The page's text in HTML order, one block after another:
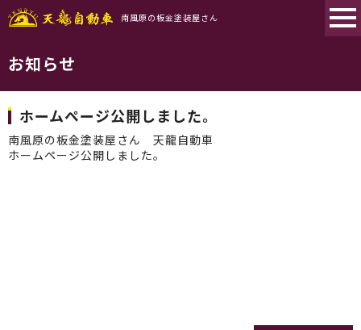
南風原の板金塗装屋さん
お知らせ
ホームページ公開しました。
南風原の板金塗装屋さん 天龍自動車
ホームページ公開しました。